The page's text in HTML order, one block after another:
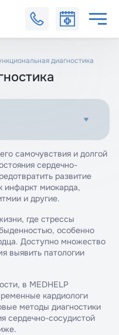
диагностика
самочувствия и долгой
сердечно-
развитие
инфаркт миокарда,
и другие.
где стрессы
особенно
Доступно множество
выявить патологии
в MEDHELP
кардиологи
методы диагностики
сердечно-сосудистой